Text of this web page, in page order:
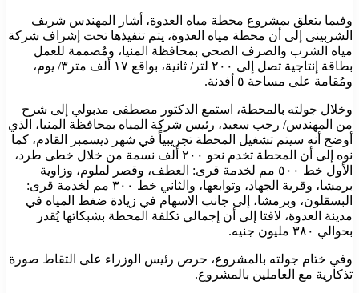
وفيما يتعلق بمشروع محطة مياه العدوة، أشار المهندس شريف
الشربينى إلى أن محطة مياه العدوة، يتم تنفيذها تحت إشراف شركة
مياه الشرب والصرف الصحي بمحافظة المنيا، ومُصممة للعمل
بطاقة إنتاجية تصل إلى ٢٠٠ لتر/ ثانية، بواقع ١٧ ألف متر٣/ يوم،
ومُقامة على مساحة ٥ أفدنة.
وخلال جولته بالمحطة، استمع الدكتور مصطفى مدبولي إلى شرح
من المهندس/ رجب سعيد، رئيس شركة المياه بمحافظة المنيا، الذي
أوضح أنه سيتم تشغيل المحطة تجريبياً في شهر ديسمبر القادم، كما
نوه إلى أن المحطة تخدم نحو ٢٠٠ ألف نسمة من خلال خطى طرد،
الأول خط ٥٠٠ مم لخدمة قرى: العطف، وقصر لملوم، وزاوية
برمشا، وقرية الجهاد، وتوابعها، والثاني خط ٣٠٠ مم لخدمة قرى:
البسقلون، وبرمشا، إلى جانب الاسهام في زيادة ضغط المياه في
مدينة العدوة، لافتا إلى أن إجمالي تكلفة المحطة بشبكاتها يُقدر
بحوالي ٣٨٠ مليون جنيه.
وفي ختام جولته بالمشروع، حرص رئيس الوزراء على التقاط صورة
تذكارية مع العاملين بالمشروع.